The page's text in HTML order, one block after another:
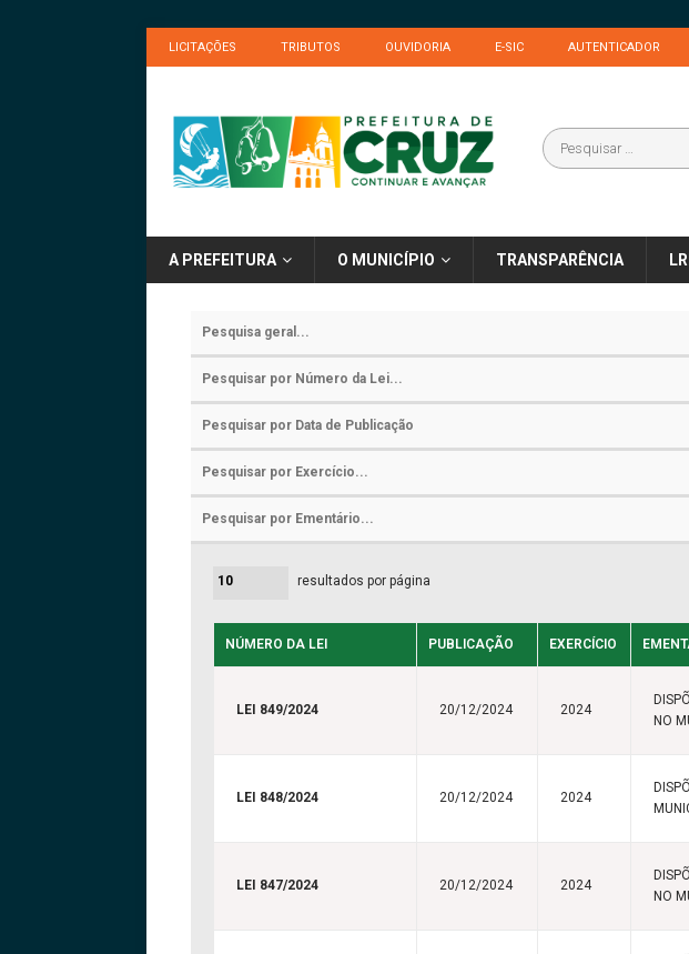
LICITAÇÕES TRIBUTOS OUVIDORIA E-SIC AUTENTICADOR
A PREFEITURA O MUNICÍPIO TRANSPARÊNCIA
resultados por página
NÚMERO DA LEI PUBLICAÇÃO EXERCÍCIO
LEI 849/2024 20/12/2024 2024
NO
LEI 848/2024 20/12/2024 2024
LEI 847/2024 20/12/2024 2024
NO